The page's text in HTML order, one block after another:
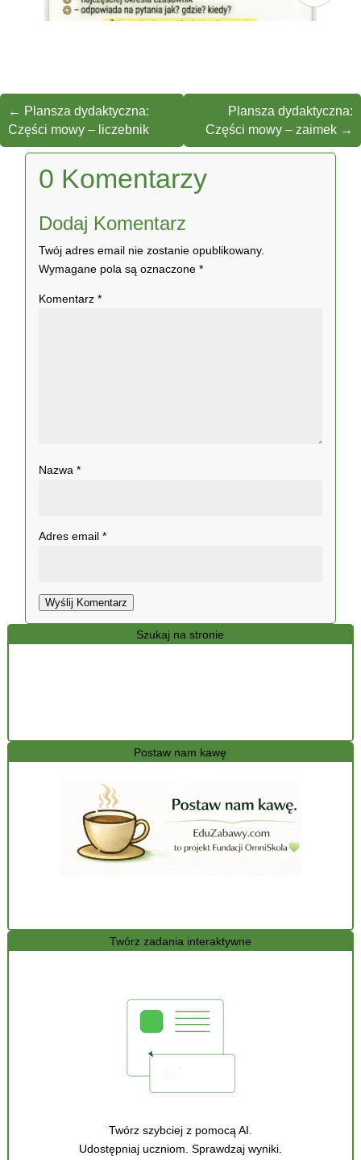
Szukaj na stronie
Postaw nam kawę
Twórz zadania interaktywne
Twórz szybciej z pomocą AI.
Udostępniaj uczniom. Sprawdzaj wyniki.
← Plansza dydaktyczna:
Części mowy – liczebnik
Plansza dydaktyczna:
Części mowy – zaimek →
0 Komentarzy
Dodaj Komentarz
Twój adres email nie zostanie opublikowany.
Wymagane pola są oznaczone*
Komentarz*
Nazwa*
Adres email*
Wyślij Komentarz